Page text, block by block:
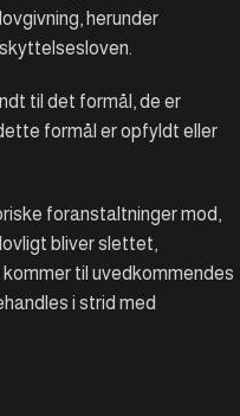
herunder
til det formål, de er
formål er opfyldt eller
foranstaltninger mod,
bliver slettet,
til uvedkommendes
i strid med